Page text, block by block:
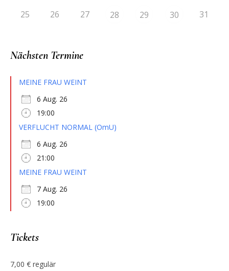
25 26 27 28 29 30 31
Nächsten Termine
MEINE FRAU WEINT
6 Aug. 26
19:00
VERFLUCHT NORMAL (OmU)
6 Aug. 26
21:00
MEINE FRAU WEINT
7 Aug. 26
19:00
Tickets
7,00 € regulär